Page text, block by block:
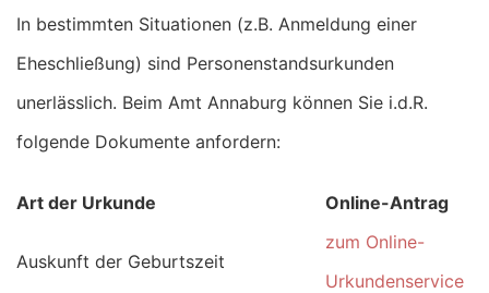
In bestimmten Situationen (z.B. Anmeldung einer
Eheschließung) sind Personenstandsurkunden
unerlässlich. Beim Amt Annaburg können Sie i.d.R.
folgende Dokumente anfordern:
Art der Urkunde Online-Antrag
Auskunft der Geburtszeit
zum Online-
Urkundenservice